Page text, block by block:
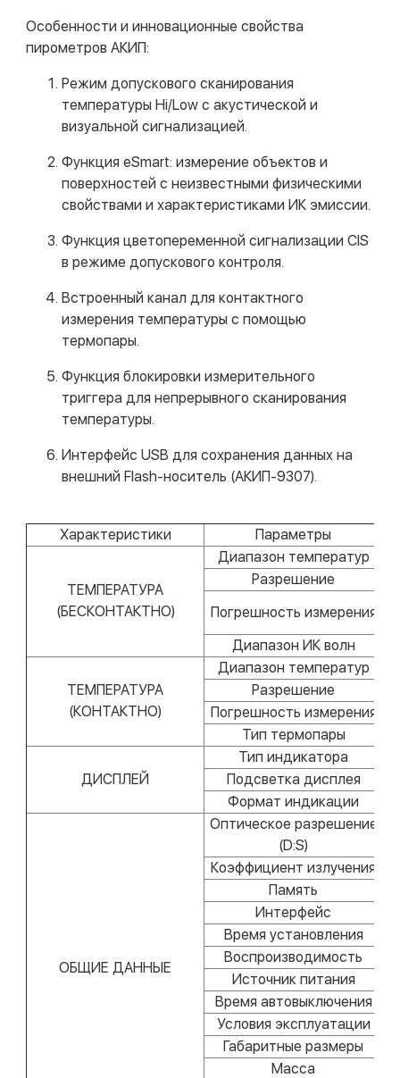
Особенности и инновационные свойства
пирометров АКИП:
Режим допускового сканирования
температуры Hi/Low с акустической и
визуальной сигнализацией.
Функция eSmart: измерение объектов и
поверхностей с неизвестными физическими
свойствами и характеристиками ИК эмиссии.
Функция цветопеременной сигнализации CIS
в режиме допускового контроля.
Встроенный канал для контактного
измерения температуры с помощью
термопары.
Функция блокировки измерительного
триггера для непрерывного сканирования
температуры.
Интерфейс USB для сохранения данных на
внешний Flash-носитель (АКИП-9307).
Характеристики Параметры
ТЕМПЕРАТУРА
(БЕСКОНТАКТНО)
Диапазон температур
Разрешение
Погрешность измерения
Диапазон ИК волн
ТЕМПЕРАТУРА
(КОНТАКТНО)
Диапазон температур
Разрешение
Погрешность измерения
Тип термопары
ДИСПЛЕЙ
Тип индикатора
Подсветка дисплея
Формат индикации
ОБЩИЕ ДАННЫЕ
Оптическое разрешение
(D:S)
Коэффициент излучения
Память
Интерфейс
Время установления
Воспроизводимость
Источник питания
Время автовыключения
Условия эксплуатации
Габаритные размеры
Масса